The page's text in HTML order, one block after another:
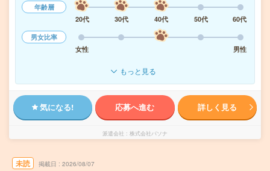
年齢層
20代
30代 40代 50代
60代
男女比率
女性
男性
もっと見る
気になる! 応募へ進む 詳しく見る
派遣会社 株式会社パソナ
未読 掲載日 2026/08/07